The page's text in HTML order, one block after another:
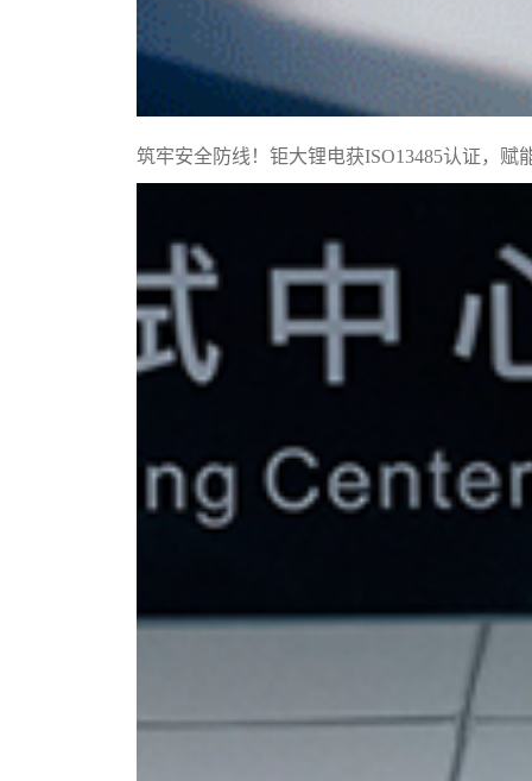
筑牢安全防线！钜大锂电获ISO13485认证，赋